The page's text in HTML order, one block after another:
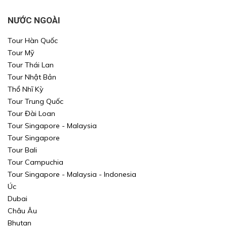
NƯỚC NGOÀI
Tour Hàn Quốc
Tour Mỹ
Tour Thái Lan
Tour Nhật Bản
Thổ Nhĩ Kỳ
Tour Trung Quốc
Tour Đài Loan
Tour Singapore - Malaysia
Tour Singapore
Tour Bali
Tour Campuchia
Tour Singapore - Malaysia - Indonesia
Úc
Dubai
Châu Âu
Bhutan